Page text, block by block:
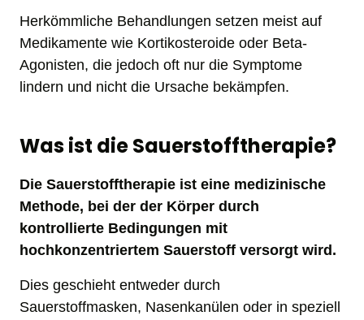
Herkömmliche Behandlungen setzen meist auf
Medikamente wie Kortikosteroide oder Beta-
Agonisten, die jedoch oft nur die Symptome
lindern und nicht die Ursache bekämpfen.
Was ist die Sauerstofftherapie?
Die Sauerstofftherapie ist eine medizinische
Methode, bei der der Körper durch
kontrollierte Bedingungen mit
hochkonzentriertem Sauerstoff versorgt wird.
Dies geschieht entweder durch
Sauerstoffmasken, Nasenkanülen oder in speziell